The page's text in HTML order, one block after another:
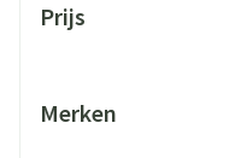
Prijs
Merken